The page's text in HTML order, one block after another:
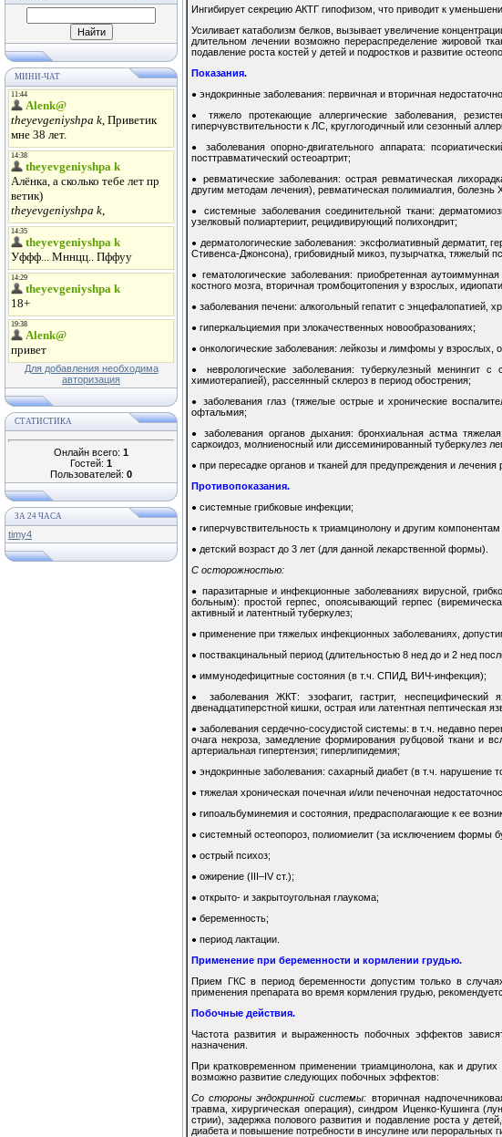
МИНИ-ЧАТ
Для добавления необходима
авторизация
СТАТИСТИКА
Онлайн всего: 1
Гостей: 1
Пользователей: 0
ЗА 24 ЧАСА
timy4
Ингибирует секрецию АКТГ гипофизом, что приводит к
Усиливает катаболизм белков, вызывает увеличение
длительном лечении возможно перераспределение жировой
подавление роста костей у детей и подростков и развитие
Показания.
● эндокринные заболевания: первичная и вторичная
● тяжело протекающие аллергические заболевания,
гиперчувствительности к ЛС, круглогодичный или сезонный
● заболевания опорно-двигательного аппарата:
посттравматический остеоартрит;
●ревматические заболевания: острая ревматическая
другим методам лечения), ревматическая полимиалгия, болезнь
●системные заболевания соединительной ткани:
узелковый полиартериит, рецидивирующий полихондрит;
● дерматологические заболевания: эксфолиативный
Стивенса-Джонсона), грибовидный микоз, пузырчатка, тяжелый
●гематологические заболевания: приобретенная
костного мозга, вторичная тромбоцитопения у взрослых,
● заболевания печени: алкогольный гепатит с энцефалопатией,
● гиперкальциемия при злокачественных новообразованиях;
● онкологические заболевания: лейкозы и лимфомы у взрослых,
● неврологические заболевания: туберкулезный менингит
химиотерапией), рассеянный склероз в период обострения;
●заболевания глаз (тяжелые острые и хронические
офтальмия;
●заболевания органов дыхания: бронхиальная астма
саркоидоз, молниеносный или диссеминированный туберкулез
● при пересадке органов и тканей для предупреждения и
Противопоказания.
● системные грибковые инфекции;
● гиперчувствительность к триамцинолону и другим компонентам
● детский возраст до 3 лет (для данной лекарственной формы).
С осторожностью:
● паразитарные и инфекционные заболеваниях вирусной,
больным): простой герпес, опоясывающий герпес
активный и латентный туберкулез;
● применение при тяжелых инфекционных заболеваниях,
● поствакцинальный период (длительностью 8 нед до и 2 нед
● иммунодефицитные состояния (в т.ч. СПИД, ВИЧ-инфекция);
● заболевания ЖКТ: эзофагит, гастрит,
двенадцатиперстной кишки, острая или латентная пептическая
● заболевания сердечно-сосудистой системы: в т.ч. недавно
очага некроза, замедление формирования рубцовой ткани и
артериальная гипертензия; гиперлипидемия;
● эндокринные заболевания: сахарный диабет (в т.ч. нарушение
● тяжелая хроническая почечная и/или печеночная
● гипоальбуминемия и состояния, предрасполагающие к ее
● системный остеопороз, полиомиелит (за исключением формы
● острый психоз;
● ожирение (III–IV ст.);
● открыто- и закрытоугольная глаукома;
● беременность;
● период лактации.
Применение при беременности и кормлении грудью.
Прием ГКС в период беременности допустим только в
применения препарата во время кормления грудью,
Побочные действия.
Частота развития и выраженность побочных эффектов
назначения.
При кратковременном применении триамцинолона, как и
возможно развитие следующих побочных эффектов:
Со стороны эндокринной системы: вторичная
травма, хирургическая операция), синдром Иценко-Кушинга
стрии), задержка полового развития и подавление роста у
диабета и повышение потребности в инсулине или пероральных